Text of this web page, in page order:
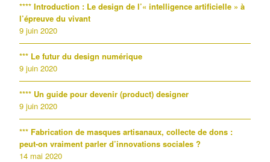
**** Introduction : Le design de l’« intelligence artificielle » à
l’épreuve du vivant
9 juin 2020
*** Le futur du design numérique
9 juin 2020
**** Un guide pour devenir (product) designer
9 juin 2020
*** Fabrication de masques artisanaux, collecte de dons :
peut-on vraiment parler d’innovations sociales ?
14 mai 2020